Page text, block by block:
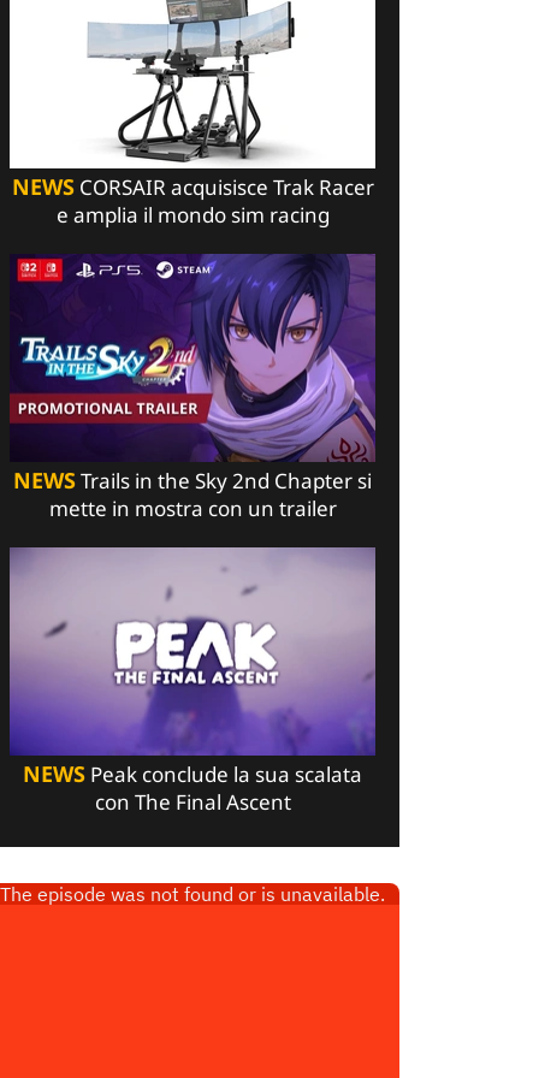
NEWSCORSAIR acquisisce Trak Racer
e amplia il mondo sim racing
NEWSTrails in the Sky 2nd Chapter si
mette in mostra con un trailer
NEWS Peak conclude la sua scalata
con The Final Ascent